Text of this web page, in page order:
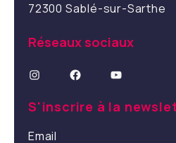
72300 Sablé-sur-Sarthe
Réseaux sociaux
Instagram
Facebook
YouTube
S'inscrire à la
Email